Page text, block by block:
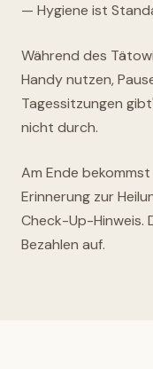
— Hygiene ist
Während des
Handy nutzen,
Tagessitzungen
nicht durch.
Am Ende
Erinnerung zur
Check-Up-Hinweis.
Bezahlen auf.